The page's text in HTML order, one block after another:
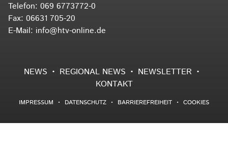
Telefon: 069 6773772-0
Fax: 06631 705-20
E-Mail: info@htv-online.de
NEWS REGIONAL NEWS
NEWSLETTER
KONTAKT
IMPRESSUM DATENSCHUTZ BARRIEREFREIHEIT COOKIES